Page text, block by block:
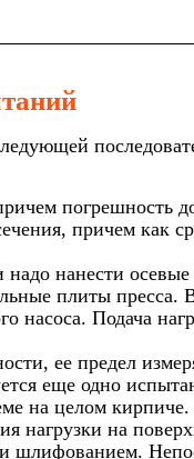
погрешность
причем как
надо нанести
плиты пресса.
насоса. Подача
ее предел
еще одно
на целом кирпиче.
нагрузки на